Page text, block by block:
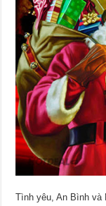
Tình yêu, An Bình và